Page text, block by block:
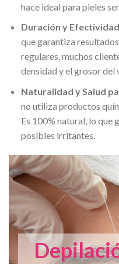
hace ideal para pieles
Duración y Efectividad
que garantiza
regulares, muchos
densidad y el grosor del
Naturalidad y Salud
no utiliza productos
Es 100% natural, lo que
posibles irritantes.